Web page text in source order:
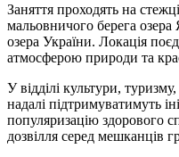
Заняття проходять на
мальовничого берега
озера України. Локація
атмосферою природи та
У відділі культури,
надалі підтримуватимуть
популяризацію здорового
дозвілля серед мешканців